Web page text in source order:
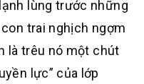
lùng trước những
trai nghịch ngợm
là trêu nó một chút
lực” của lớp